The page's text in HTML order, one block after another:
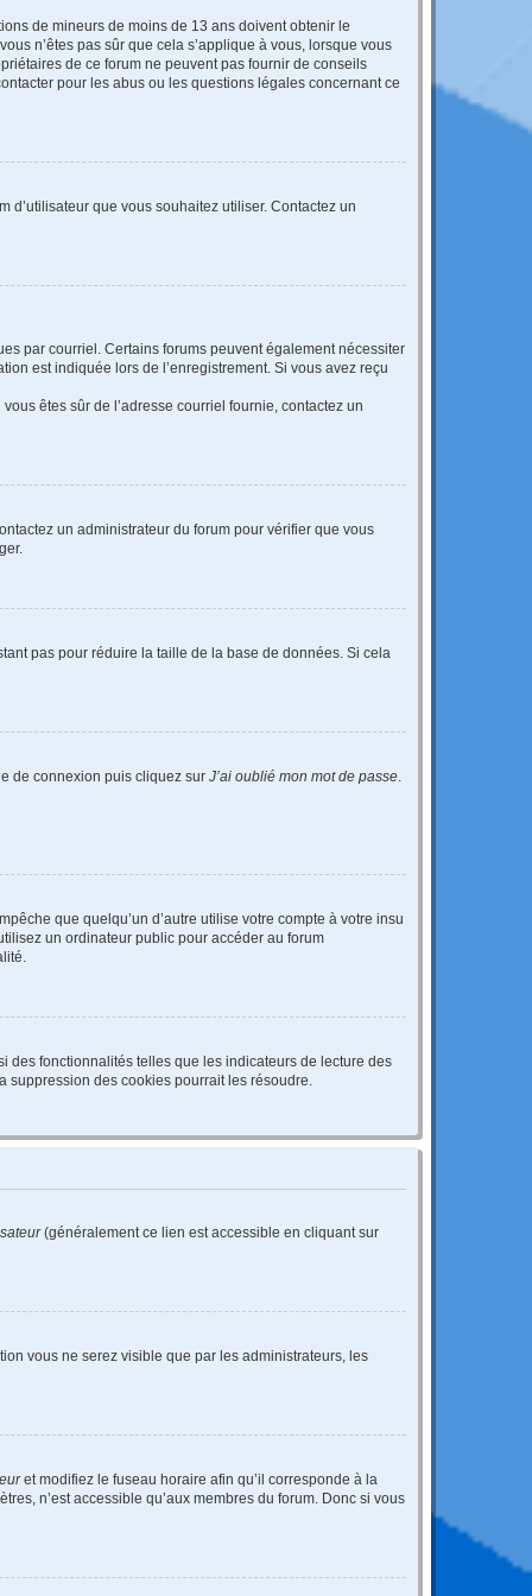
de mineurs de moins de 13 ans doivent obtenir le
n’êtes pas sûr que cela s’applique à vous, lorsque vous
de ce forum ne peuvent pas fournir de conseils
pour les abus ou les questions légales concernant ce
d’utilisateur que vous souhaitez utiliser. Contactez un
par courriel. Certains forums peuvent également nécessiter
est indiquée lors de l’enregistrement. Si vous avez reçu
êtes sûr de l’adresse courriel fournie, contactez un
un administrateur du forum pour vérifier que vous
pas pour réduire la taille de la base de données. Si cela
de connexion puis cliquez sur J’ai oublié mon mot de passe
que quelqu’un d’autre utilise votre compte à votre insu
un ordinateur public pour accéder au forum
des fonctionnalités telles que les indicateurs de lecture des
des cookies pourrait les résoudre.
(généralement ce lien est accessible en cliquant sur
vous ne serez visible que par les administrateurs, les
et modifiez le fuseau horaire afin qu’il corresponde à la
n’est accessible qu’aux membres du forum. Donc si vous